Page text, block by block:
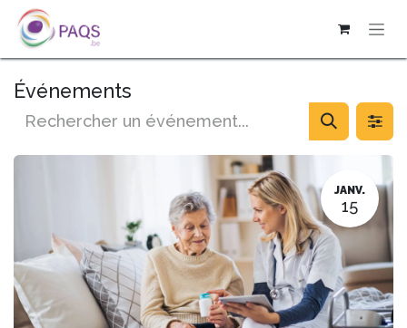
SE RENDRE AU CONTENU
Événements
JANV.
15